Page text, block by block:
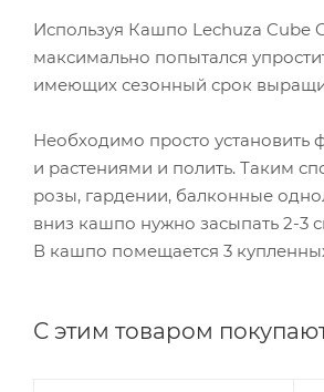
Используя Кашпо Lechuza Cube
максимально попытался
имеющих сезонный срок
Необходимо просто установить
и растениями и полить. Таким
розы, гардении, балконные
вниз кашпо нужно засыпать 2-3
В кашпо помещается 3
С этим товаром